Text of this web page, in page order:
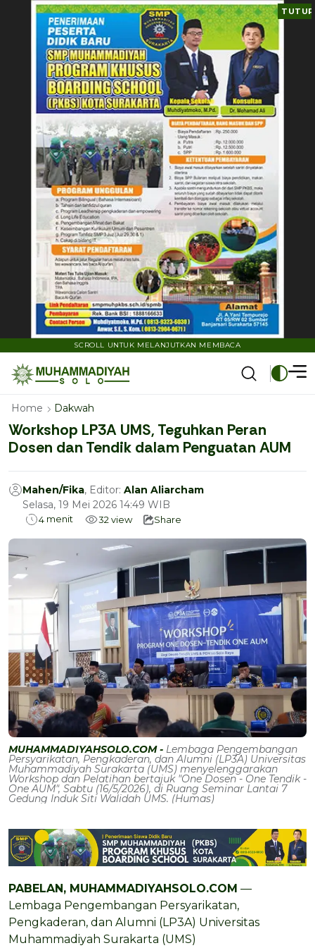
TUTUP
SCROLL UNTUK MELANJUTKAN MEMBACA
Home Dakwah
Workshop LP3A UMS, Teguhkan Peran
Dosen dan Tendik dalam Penguatan AUM
Mahen/Fika, Editor: Alan Aliarcham
Selasa, 19 Mei 2026 14:49 WIB
4 menit 32 view Share
MUHAMMADIYAHSOLO.COM - Lembaga Pengembangan
Persyarikatan, Pengkaderan, dan Alumni (LP3A) Universitas
Muhammadiyah Surakarta (UMS) menyelenggarakan
Workshop dan Pelatihan bertajuk "One Dosen - One Tendik -
One AUM", Sabtu (16/5/2026), di Ruang Seminar Lantai 7
Gedung Induk Siti Walidah UMS. (Humas)
PABELAN, MUHAMMADIYAHSOLO.COM —
Lembaga Pengembangan Persyarikatan,
Pengkaderan, dan Alumni (LP3A) Universitas
Muhammadiyah Surakarta (UMS)